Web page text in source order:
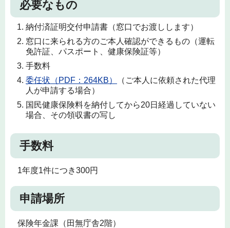
必要なもの
納付済証明交付申請書（窓口でお渡しします）
窓口に来られる方のご本人確認ができるもの（運転
免許証、パスポート、健康保険証等）
手数料
委任状（PDF：264KB）
（ご本人に依頼された代理
人が申請する場合）
国民健康保険料を納付してから20日経過していない
場合、その領収書の写し
手数料
1年度1件につき300円
申請場所
保険年金課（田無庁舎2階）